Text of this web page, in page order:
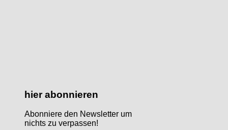
hier abonnieren
Abonniere den Newsletter um
nichts zu verpassen!